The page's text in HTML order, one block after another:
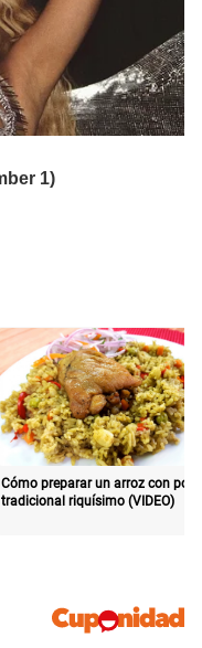
Cómo preparar un arroz con pollo
tradicional riquísimo (VIDEO)